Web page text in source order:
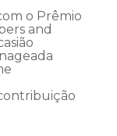
o Prêmio
and